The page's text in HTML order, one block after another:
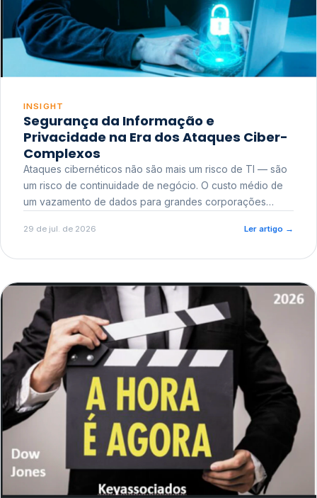
INSIGHT
Segurança da Informação e
Privacidade na Era dos Ataques Ciber-
Complexos
Ataques cibernéticos não são mais um risco de TI — são
um risco de continuidade de negócio. O custo médio de
um vazamento de dados para grandes corporações
reputacional e o risco regulatório junto a órgãos como a
29 de jul. de 2026 Ler artigo →